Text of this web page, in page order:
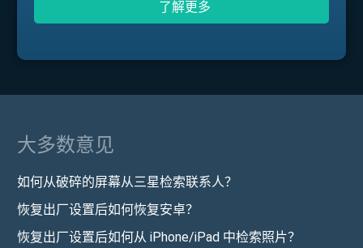
了解更多
大多数意见
如何从破碎的屏幕从三星检索联系人？
恢复出厂设置后如何恢复安卓？
恢复出厂设置后如何从 iPhone/iPad 中检索照片？